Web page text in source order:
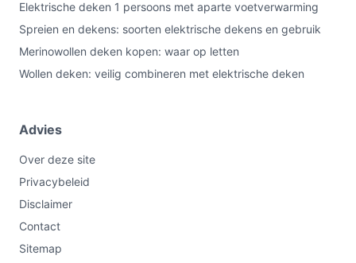
Elektrische deken 1 persoons met aparte voetverwarming
Spreien en dekens: soorten elektrische dekens en gebruik
Merinowollen deken kopen: waar op letten
Wollen deken: veilig combineren met elektrische deken
Advies
Over deze site
Privacybeleid
Disclaimer
Contact
Sitemap